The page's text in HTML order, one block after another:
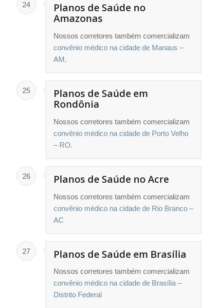
24
Planos de Saúde no
Amazonas
Nossos corretores também comercializam
convênio médico na cidade de Manaus –
AM.
25
Planos de Saúde em
Rondônia
Nossos corretores também comercializam
convênio médico na cidade de Porto Velho
– RO.
26 Planos de Saúde no Acre
Nossos corretores também comercializam
convênio médico na cidade de Rio Branco –
AC
27 Planos de Saúde em Brasília
Nossos corretores também comercializam
convênio médico na cidade de Brasília –
Distrito Federal